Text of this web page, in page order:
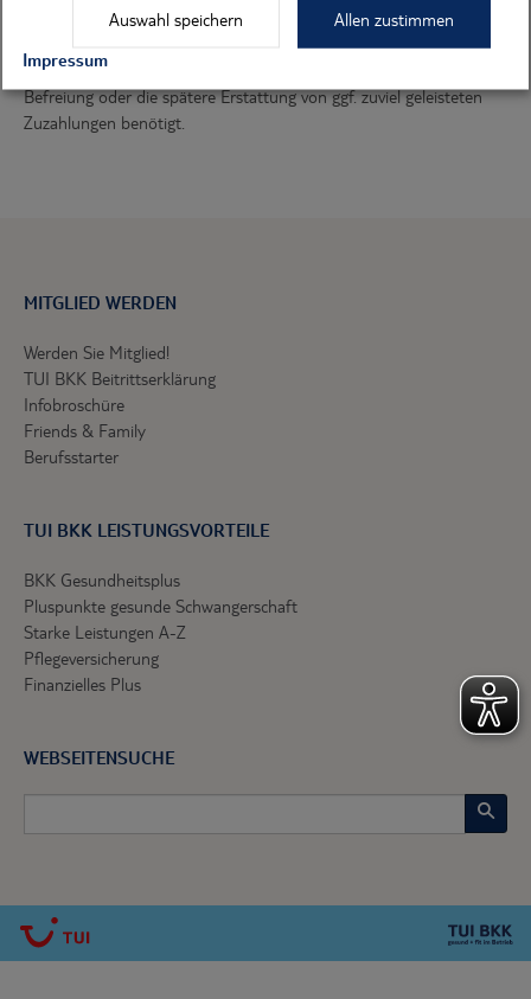
Bitte achten Sie darauf, dass alle Zuzahlungen quittiert werden.
Die Quittungen werden für die Entscheidung über eine eventuelle
Befreiung oder die spätere Erstattung von ggf. zuviel geleisteten
Zuzahlungen benötigt.
MITGLIED WERDEN
Werden Sie Mitglied!
TUI BKK Beitrittserklärung
Infobroschüre
Friends & Family
Berufsstarter
TUI BKK LEISTUNGSVORTEILE
BKK Gesundheitsplus
Pluspunkte gesunde Schwangerschaft
Starke Leistungen A-Z
Pflegeversicherung
Finanzielles Plus
WEBSEITENSUCHE
Allen zustimmen
Auswahl speichern
Impressum